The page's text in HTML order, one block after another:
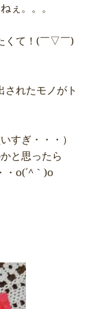
ぇ。。。
くて！(￣▽￣)
されたモノがト
すぎ・・・）
と思ったら
・o(´^｀)o